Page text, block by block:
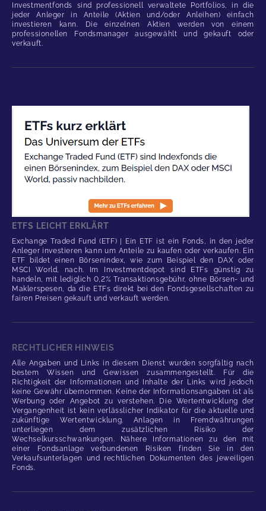
Investmentfonds sind professionell verwaltete Portfolios, in die
jeder Anleger in Anteile (Aktien und/oder Anleihen) einfach
investieren kann. Die einzelnen Aktien werden von einem
professionellen Fondsmanager ausgewählt und gekauft oder
verkauft.
ETFS LEICHT ERKLÄRT
Exchange Traded Fund (ETF) | Ein ETF ist ein Fonds, in den jeder
Anleger investieren kann um Anteile zu kaufen oder verkaufen. Ein
ETF bildet einen Börsenindex, wie zum Beispiel den DAX oder
MSCI World, nach. Im Investmentdepot sind ETFs günstig zu
handeln, mit lediglich 0,2% Transaktionsgebühr, ohne Börsen- und
Maklerspesen, da die ETFs direkt bei den Fondsgesellschaften zu
fairen Preisen gekauft und verkauft werden.
RECHTLICHER HINWEIS
Alle Angaben und Links in diesem Dienst wurden sorgfältig nach
bestem Wissen und Gewissen zusammengestellt. Für die
Richtigkeit der Informationen und Inhalte der Links wird jedoch
keine Gewähr übernommen. Keine der Informationsangaben ist als
Werbung oder Angebot zu verstehen. Die Wertentwicklung der
Vergangenheit ist kein verlässlicher Indikator für die aktuelle und
zukünftige Wertentwicklung. Anlagen in Fremdwährungen
unterliegen dem zusätzlichen Risiko der
Wechselkursschwankungen. Nähere Informationen zu den mit
einer Fondsanlage verbundenen Risiken finden Sie in den
Verkaufsunterlagen und rechtlichen Dokumenten des jeweiligen
Fonds.